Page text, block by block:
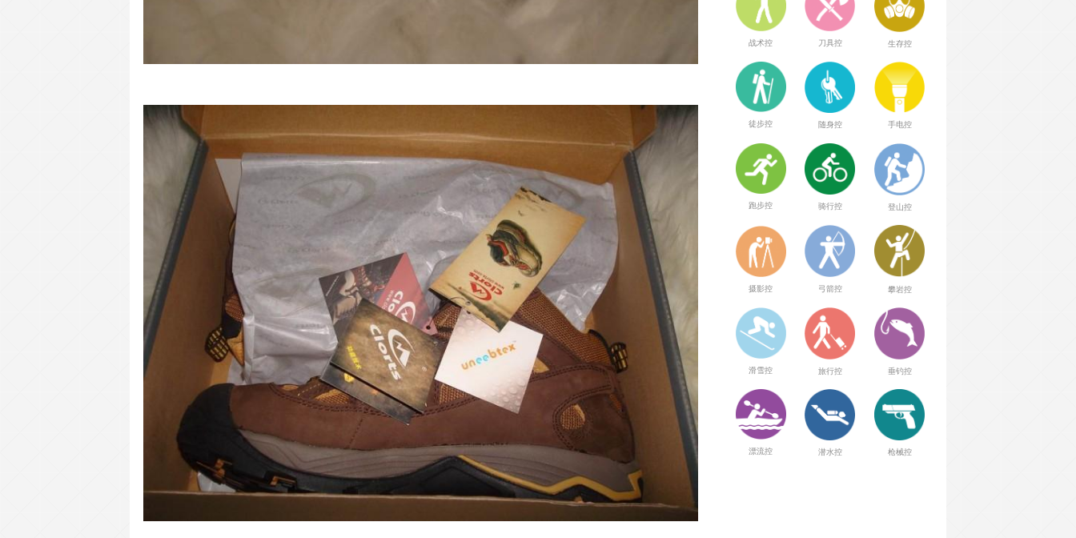
战术控 刀具控 生存控
徒步控 随身控 手电控
跑步控 骑行控 登山控
摄影控 弓箭控 攀岩控
滑雪控 旅行控 垂钓控
漂流控 潜水控 枪械控